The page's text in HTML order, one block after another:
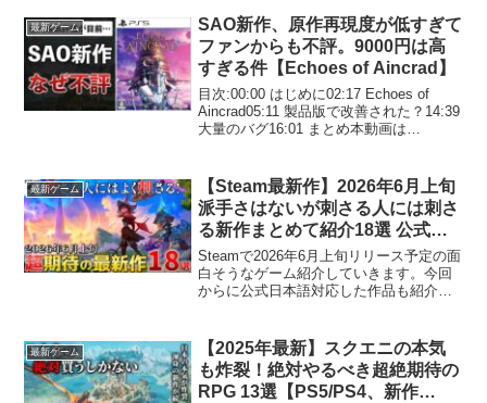
最新ゲーム
SAO新作、原作再現度が低すぎて
ファンからも不評。9000円は高
すぎる件【Echoes of Aincrad】
目次:00:00 はじめに02:17 Echoes of
Aincrad05:11 製品版で改善された？14:39
大量のバグ16:01 まとめ本動画は
最新ゲーム
【Steam最新作】2026年6月上旬
派手さはないが刺さる人には刺さ
る新作まとめて紹介18選 公式日
本語対応作品も紹介！
【Steam/PS/Switch/Xbox】
Steamで2026年6月上旬リリース予定の面
白そうなゲーム紹介していきます。今回
からに公式日本語対応した作品も紹介し
ゲーム情報局」入局のご案内1.下記URL...
最新ゲーム
【2025年最新】スクエニの本気
も炸裂！絶対やるべき超絶期待の
RPG 13選【PS5/PS4、新作